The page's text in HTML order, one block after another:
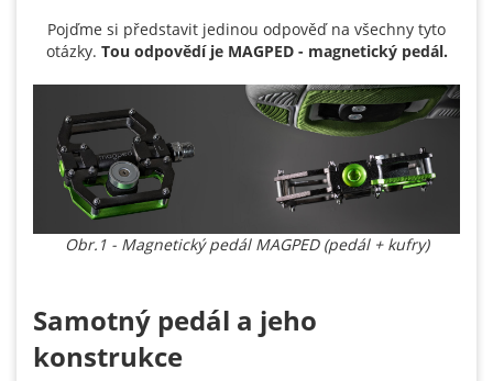
Pojďme si představit jedinou odpověď na všechny tyto
otázky. Tou odpovědí je MAGPED - magnetický pedál.
Obr.1 - Magnetický pedál MAGPED (pedál + kufry)
Samotný pedál a jeho
konstrukce